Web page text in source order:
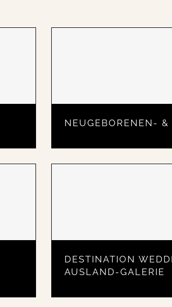
NEUGEBORENEN-
DESTINATION
AUSLAND-GALERIE